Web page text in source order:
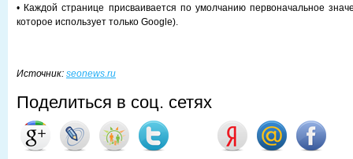
• Каждой странице присваивается по умолчанию первоначальное
которое использует только Google).
Источник: seonews.ru
Поделиться в соц. сетях